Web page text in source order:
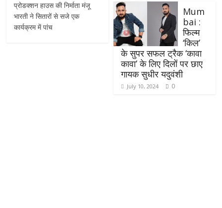
प्रोडक्शन हाउस की निर्माता मंजू
भारती ने सितारों से सजे एक
कार्यक्रम में पांच
Mum
bai :
फिल्म
‘किल’
के सुपर सफल ट्रैक ‘कावा
कावा’ के लिए दिलों पर छाए
गायक सुधीर यदुवंशी
July 10, 2024 0